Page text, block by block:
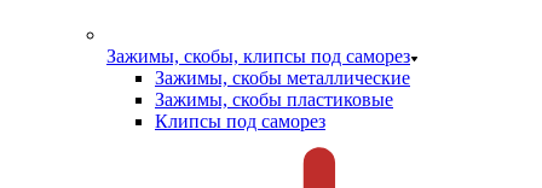
Зажимы, скобы, клипсы под саморез
Зажимы, скобы металлические
Зажимы, скобы пластиковые
Клипсы под саморез